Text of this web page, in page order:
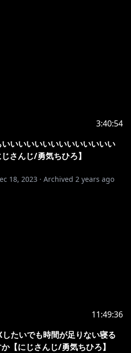
3:40:54
いいいいいいいいいいいいい
さんじ/勇気ちひろ】
18, 2023 · Archived 2 years ago
11:49:36
したいでも時間が足りない寝る
【にじさんじ/勇気ちひろ】